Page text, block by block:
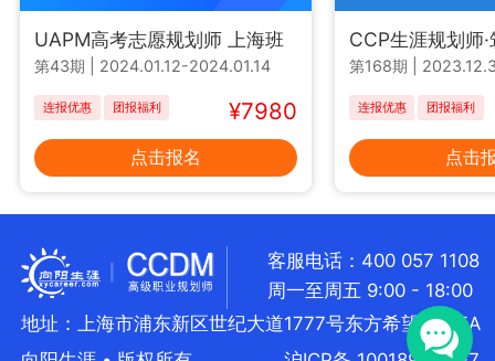
UAPM高考志愿规划师 上海班
第43期 2024.01.12-2024.01.14
连报优惠 团报福利 ¥7980
点击报名
CCP生涯规划师
第168期
连报优惠 团报福利
点击
客服电话：400 057 1108
周一至周五 9:00 - 18:00
地址：上海市浦东新区世纪大道1777号东方希望大厦5A